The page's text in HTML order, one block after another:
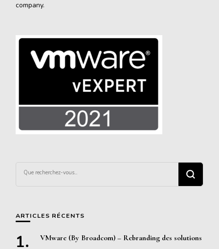
company.
recherchiez
quelque
ARTICLES RÉCENTS
VMware (By Broadcom) – Rebranding des solutions